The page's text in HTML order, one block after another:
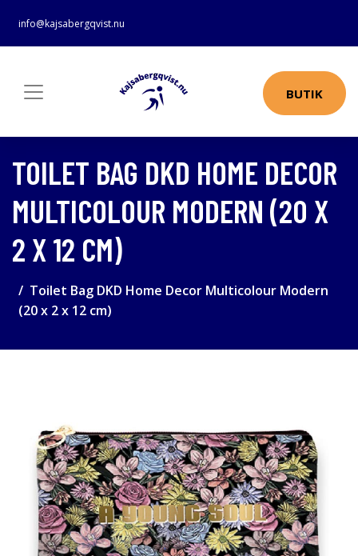
info@kajsabergqvist.nu
BUTIK
TOILET BAG DKD HOME DECOR
MULTICOLOUR MODERN (20 X
2 X 12 CM)
Toilet Bag DKD Home Decor Multicolour Modern
(20 x 2 x 12 cm)